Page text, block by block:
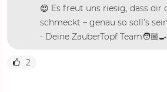
😍 Es freut uns riesig, dass dir
schmeckt – genau so soll’s
- Deine ZauberTopf Team🧑🏼‍🍳
2